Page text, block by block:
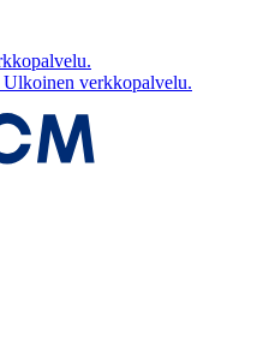
Ulkoinen verkkopalvelu.